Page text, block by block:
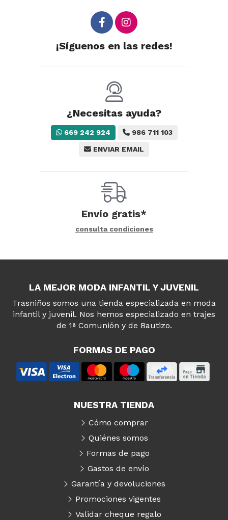
¡Síguenos en las redes!
¿Necesitas ayuda?
669 242 924 986 711 103
ENVIAR EMAIL
Envío gratis*
consulta condiciones
LA MEJOR MODA INFANTIL Y JUVENIL
Trasniños somos una tienda especializada en moda
infantil y juvenil. Nos hemos especializado en trajes
de 1ª Comunión y de Bautizo.
FORMAS DE PAGO
NUESTRA TIENDA
Cómo comprar
Quiénes somos
Formas de pago
Gastos de envío
Garantía y devoluciones
Promociones vigentes
Validar cheque regalo